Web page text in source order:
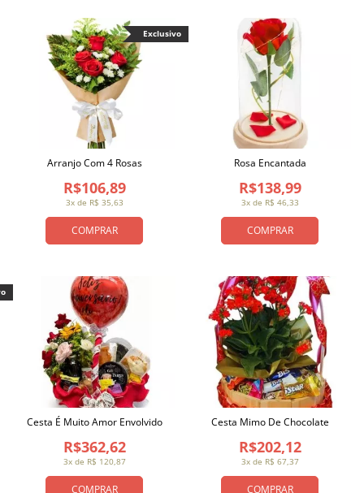
COMPRAR
3x de R$ 35,63
R$106,89
Arranjo Com 4 Rosas
Exclusivo
COMPRAR
3x de R$ 46,33
R$138,99
Rosa Encantada
COMPRAR
3x de R$ 120,87
R$362,62
Cesta É Muito Amor Envolvido
COMPRAR
3x de R$ 67,37
R$202,12
Cesta Mimo De Chocolate